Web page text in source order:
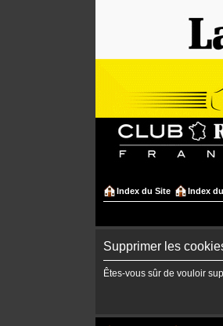
Index du Site Index
Supprimer les
Êtes-vous sûr de vouloir